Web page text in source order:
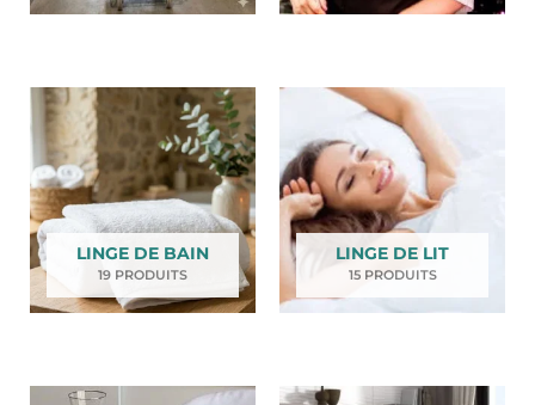
LINGE DE BAIN
19 PRODUITS
LINGE DE LIT
15 PRODUITS